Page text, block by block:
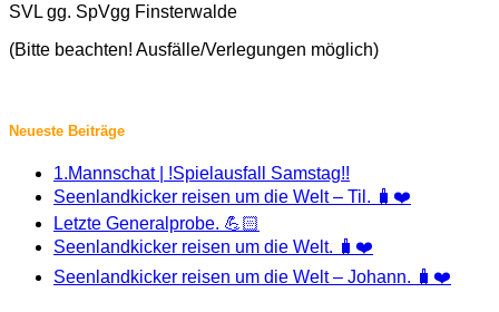
SVL gg. SpVgg Finsterwalde
(Bitte beachten! Ausfälle/Verlegungen möglich)
Neueste Beiträge
1.Mannschat | !Spielausfall Samstag!!
Seenlandkicker reisen um die Welt – Til. 🧳❤️
Letzte Generalprobe. 💪🏻
Seenlandkicker reisen um die Welt. 🧳❤️
Seenlandkicker reisen um die Welt – Johann. 🧳❤️